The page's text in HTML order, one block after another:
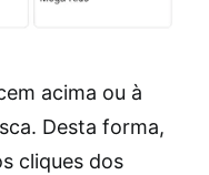
acima ou à
Desta forma,
cliques dos